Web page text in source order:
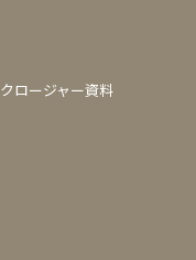
ロージャー資料